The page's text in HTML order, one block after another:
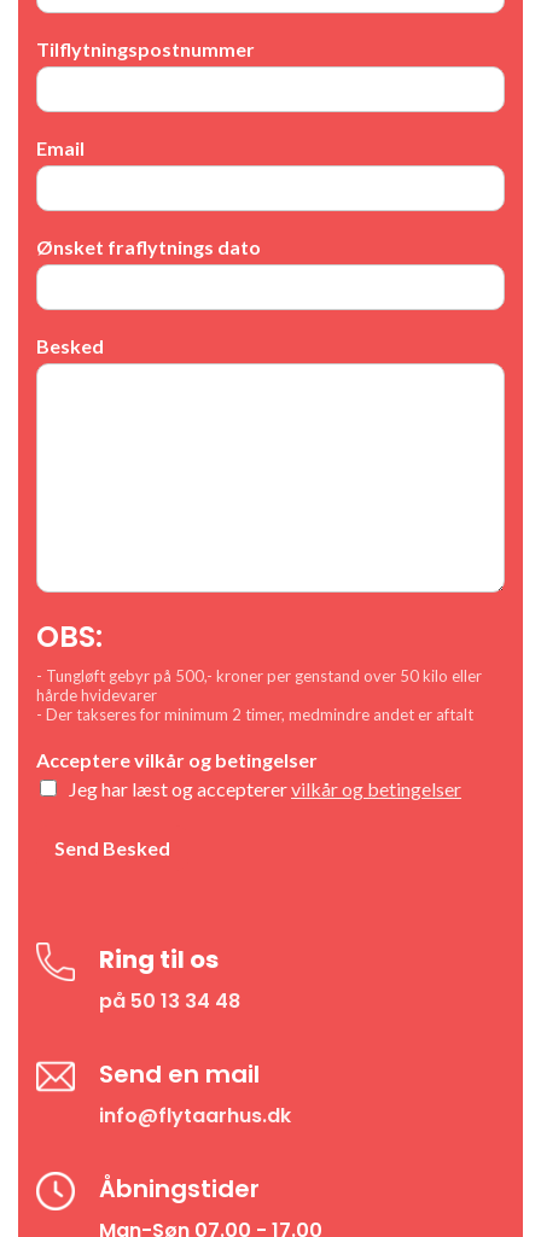
Tilflytningspostnummer
Email
Ønsket fraflytnings dato
Besked
OBS:
- Tungløft gebyr på 500,- kroner per genstand over 50 kilo eller
hårde hvidevarer
- Der takseres for minimum 2 timer, medmindre andet er aftalt
Acceptere vilkår og betingelser
Jeg har læst og accepterervilkår og betingelser
Send Besked
Ring til os
på 50 13 34 48
Send en mail
info@flytaarhus.dk
Åbningstider
Man-Søn 07.00 - 17.00